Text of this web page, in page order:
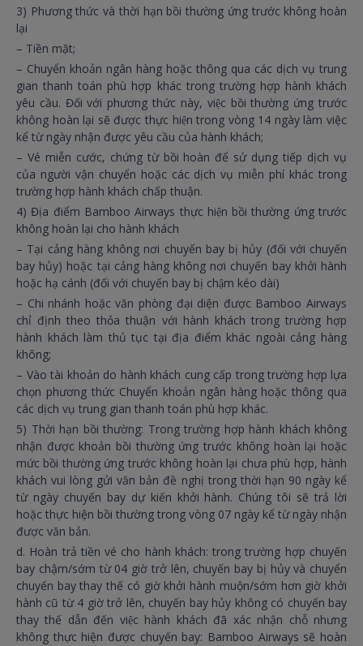
3) Phương thức và thời hạn bồi thường ứng trước không hoàn
lại
– Tiền mặt;
– Chuyển khoản ngân hàng hoặc thông qua các dịch vụ trung
gian thanh toán phù hợp khác trong trường hợp hành khách
yêu cầu. Đối với phương thức này, việc bồi thường ứng trước
không hoàn lại sẽ được thực hiện trong vòng 14 ngày làm việc
kể từ ngày nhận được yêu cầu của hành khách;
– Vé miễn cước, chứng từ bồi hoàn để sử dụng tiếp dịch vụ
của người vận chuyển hoặc các dịch vụ miễn phí khác trong
trường hợp hành khách chấp thuận.
4) Địa điểm Bamboo Airways thực hiện bồi thường ứng trước
không hoàn lại cho hành khách
– Tại cảng hàng không nơi chuyến bay bị hủy (đối với chuyến
bay hủy) hoặc tại cảng hàng không nơi chuyến bay khởi hành
hoặc hạ cánh (đối với chuyến bay bị chậm kéo dài)
– Chi nhánh hoặc văn phòng đại diện được Bamboo Airways
chỉ định theo thỏa thuận với hành khách trong trường hợp
hành khách làm thủ tục tại địa điểm khác ngoài cảng hàng
không;
– Vào tài khoản do hành khách cung cấp trong trường hợp lựa
chọn phương thức Chuyển khoản ngân hàng hoặc thông qua
các dịch vụ trung gian thanh toán phù hợp khác.
5) Thời hạn bồi thường: Trong trường hợp hành khách không
nhận được khoản bồi thường ứng trước không hoàn lại hoặc
mức bồi thường ứng trước không hoàn lại chưa phù hợp, hành
khách vui lòng gửi văn bản đề nghị trong thời hạn 90 ngày kể
từ ngày chuyến bay dự kiến khởi hành. Chúng tôi sẽ trả lời
hoặc thực hiện bồi thường trong vòng 07 ngày kể từ ngày nhận
được văn bản.
d. Hoàn trả tiền vé cho hành khách: trong trường hợp chuyến
bay chậm/sớm từ 04 giờ trở lên, chuyến bay bị hủy và chuyển
chuyến bay thay thế có giờ khởi hành muộn/sớm hơn giờ khởi
hành cũ từ 4 giờ trở lên, chuyến bay hủy không có chuyến bay
thay thế dẫn đến việc hành khách đã xác nhận chỗ nhưng
không thực hiện được chuyến bay: Bamboo Airways sẽ hoàn